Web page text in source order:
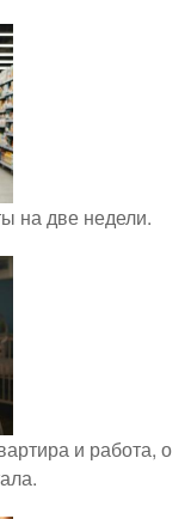
на две недели.
и работа, о